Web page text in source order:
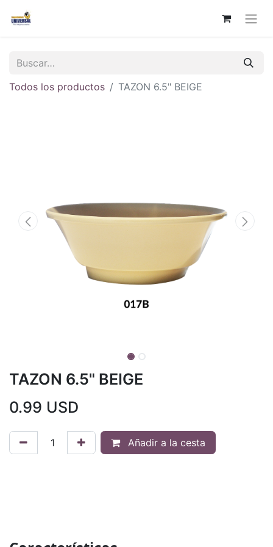
Todos los productos TAZON 6.5" BEIGE
TAZON 6.5" BEIGE
0.99 USD
Añadir a la cesta